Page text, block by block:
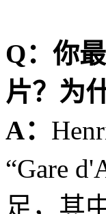
Q：你
片？为
A：
“Gare
足，其